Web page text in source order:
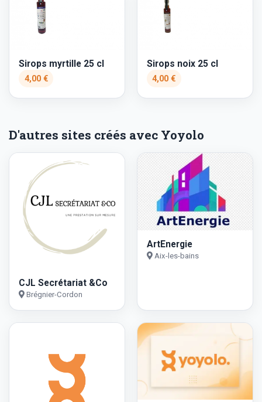
Sirops myrtille 25 cl
4,00 €
Sirops noix 25 cl
4,00 €
D'autres sites créés avec Yoyolo
CJL Secrétariat &Co
Brégnier-Cordon
ArtEnergie
Aix-les-bains